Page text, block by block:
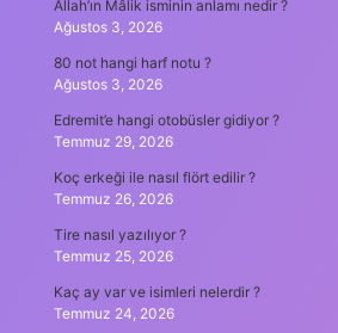
Allah’ın Mâlik isminin anlamı nedir ?
Ağustos 3, 2026
80 not hangi harf notu ?
Ağustos 3, 2026
Edremit’e hangi otobüsler gidiyor ?
Temmuz 29, 2026
Koç erkeği ile nasıl flört edilir ?
Temmuz 26, 2026
Tire nasıl yazılıyor ?
Temmuz 25, 2026
Kaç ay var ve isimleri nelerdir ?
Temmuz 24, 2026